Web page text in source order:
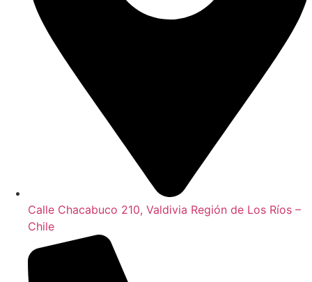
Calle Chacabuco 210, Valdivia Región de Los Ríos –
Chile